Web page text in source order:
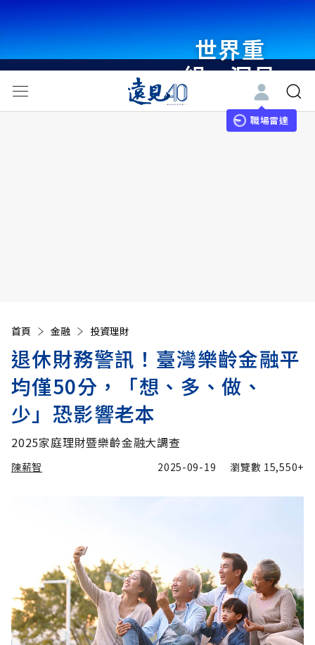
世界重
組・洞見
未來 與
世界領袖
職場雷達
首頁 金融 投資理財
退休財務警訊！臺灣樂齡金融平
均僅50分，「想、多、做、
少」恐影響老本
2025家庭理財暨樂齡金融大調查
陳薪智 2025-09-19 瀏覽數 15,550+